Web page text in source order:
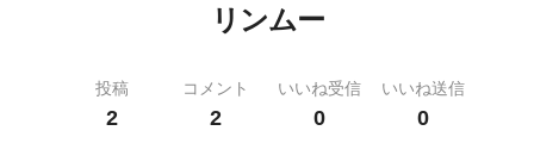
リンムー
投稿
2
コメント
2
いいね受信
0
いいね送信
0